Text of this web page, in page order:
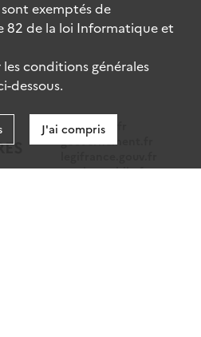
data.gouv.fr
gouvernement.fr
service-public.fr
exemptés de
82 de la loi Informatique et
conditions générales
dessous.
J'ai compris